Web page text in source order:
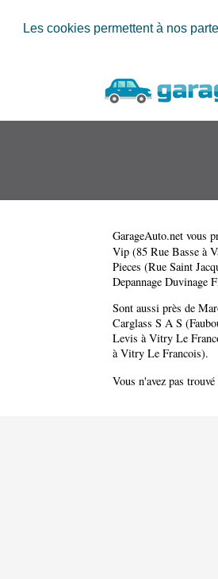
Les cookies permettent à nos
GarageAuto.net vous
Vip (85 Rue Basse à
Pieces (Rue Saint
Depannage Duvinage
Sont aussi près de
Carglass S A S
Levis à Vitry Le
à Vitry Le Francois).
Vous n'avez pas